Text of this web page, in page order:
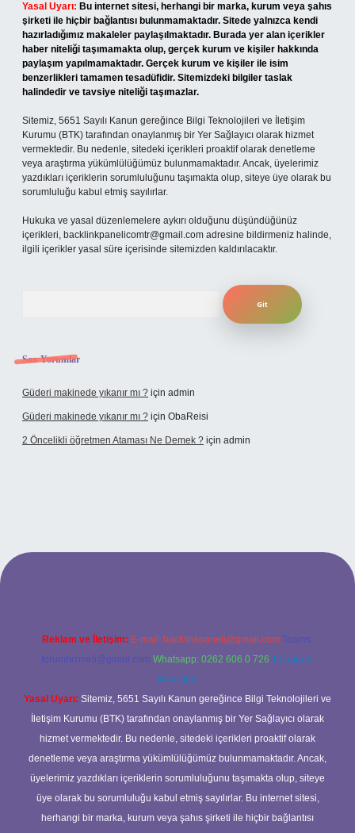
Yasal Uyarı: Bu internet sitesi, herhangi bir marka, kurum veya şahıs
şirketi ile hiçbir bağlantısı bulunmamaktadır. Sitede yalnızca kendi
hazırladığımız makaleler paylaşılmaktadır. Burada yer alan içerikler
haber niteliği taşımamakta olup, gerçek kurum ve kişiler hakkında
paylaşım yapılmamaktadır. Gerçek kurum ve kişiler ile isim
benzerlikleri tamamen tesadüfidir. Sitemizdeki bilgiler taslak
halindedir ve tavsiye niteliği taşımazlar.
Sitemiz, 5651 Sayılı Kanun gereğince Bilgi Teknolojileri ve İletişim
Kurumu (BTK) tarafından onaylanmış bir Yer Sağlayıcı olarak hizmet
vermektedir. Bu nedenle, sitedeki içerikleri proaktif olarak denetleme
veya araştırma yükümlülüğümüz bulunmamaktadır. Ancak, üyelerimiz
yazdıkları içeriklerin sorumluluğunu taşımakta olup, siteye üye olarak bu
sorumluluğu kabul etmiş sayılırlar.
Hukuka ve yasal düzenlemelere aykırı olduğunu düşündüğünüz
içerikleri, backlinkpanelicomtr@gmail.com adresine bildirmeniz halinde,
ilgili içerikler yasal süre içerisinde sitemizden kaldırılacaktır.
Son Yorumlar
Güderi makinede yıkanır mı ? için admin
Güderi makinede yıkanır mı ? için ObaReisi
2 Öncelikli öğretmen Ataması Ne Demek ? için admin
Reklam ve İletişim: E-mail: backlinkpaneli@gmail.com Teams:
forumhizmeti@gmail.com Whatsapp: 0262 606 0 726 Telegram:
@karabul
Yasal Uyarı: Sitemiz, 5651 Sayılı Kanun gereğince Bilgi Teknolojileri ve
İletişim Kurumu (BTK) tarafından onaylanmış bir Yer Sağlayıcı olarak
hizmet vermektedir. Bu nedenle, sitedeki içerikleri proaktif olarak
denetleme veya araştırma yükümlülüğümüz bulunmamaktadır. Ancak,
üyelerimiz yazdıkları içeriklerin sorumluluğunu taşımakta olup, siteye
üye olarak bu sorumluluğu kabul etmiş sayılırlar. Bu internet sitesi,
herhangi bir marka, kurum veya şahıs şirketi ile hiçbir bağlantısı